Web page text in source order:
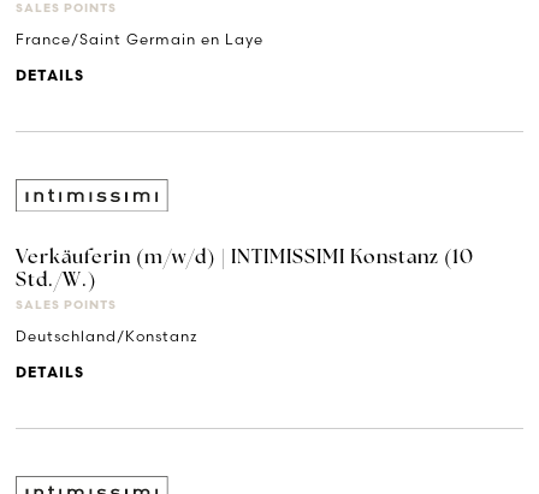
SALES POINTS
France/Saint Germain en Laye
DETAILS
Verkäuferin (m/w/d) | INTIMISSIMI Konstanz (10
Std./W.)
SALES POINTS
Deutschland/Konstanz
DETAILS